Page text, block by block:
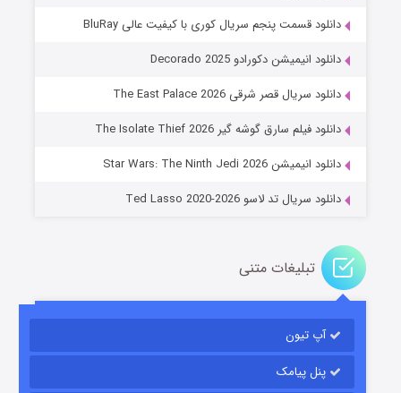
جادوگری در مغولستان
قسمت۱۴ (زیرنویس) منتشر شد
دانلود قسمت پنجم سریال کوری با کیفیت عالی BluRay
دانلود انیمیشن دکورادو Decorado 2025
دانلود سریال قصر شرقی The East Palace 2026
دانلود فیلم سارق گوشه گیر The Isolate Thief 2026
دانلود انیمیشن Star Wars: The Ninth Jedi 2026
دانلود سریال تد لاسو Ted Lasso 2020-2026
تبلیغات متنی
آپ تیون
پنل پیامک